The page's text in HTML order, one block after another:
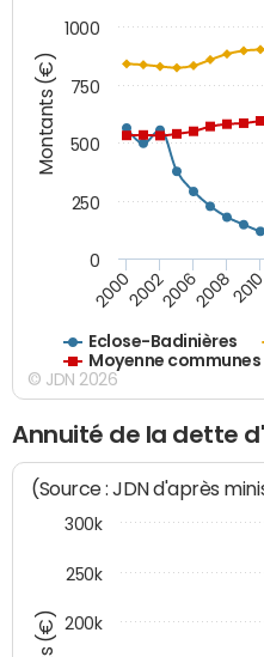
Montants (€)
Eclose-Badinières
Moyenne
20002002200620082010
0
250
500
750
1000
© JDN 2026
Annuité de la dette
(Source : JDN d'après
200k
250k
300k